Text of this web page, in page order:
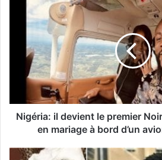
Nigéria: il devient le premier
en mariage à bord d’un